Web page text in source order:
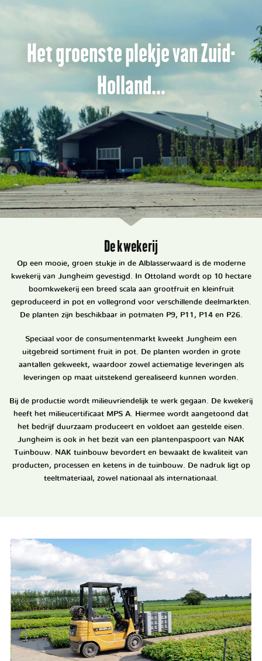
Het groenste plekje van Zuid-
Holland...
De kwekerij
Op een mooie, groen stukje in de Alblasserwaard is de moderne
kwekerij van Jungheim gevestigd. In Ottoland wordt op 10 hectare
boomkwekerij een breed scala aan grootfruit en kleinfruit
geproduceerd in pot en vollegrond voor verschillende deelmarkten.
De planten zijn beschikbaar in potmaten P9, P11, P14 en P26.
Speciaal voor de consumentenmarkt kweekt Jungheim een
uitgebreid sortiment fruit in pot. De planten worden in grote
aantallen gekweekt, waardoor zowel actiematige leveringen als
leveringen op maat uitstekend gerealiseerd kunnen worden.
Bij de productie wordt milieuvriendelijk te werk gegaan. De kwekerij
heeft het milieucertificaat MPS A. Hiermee wordt aangetoond dat
het bedrijf duurzaam produceert en voldoet aan gestelde eisen.
Jungheim is ook in het bezit van een plantenpaspoort van NAK
Tuinbouw. NAK tuinbouw bevordert en bewaakt de kwaliteit van
producten, processen en ketens in de tuinbouw. De nadruk ligt op
teeltmateriaal, zowel nationaal als internationaal.